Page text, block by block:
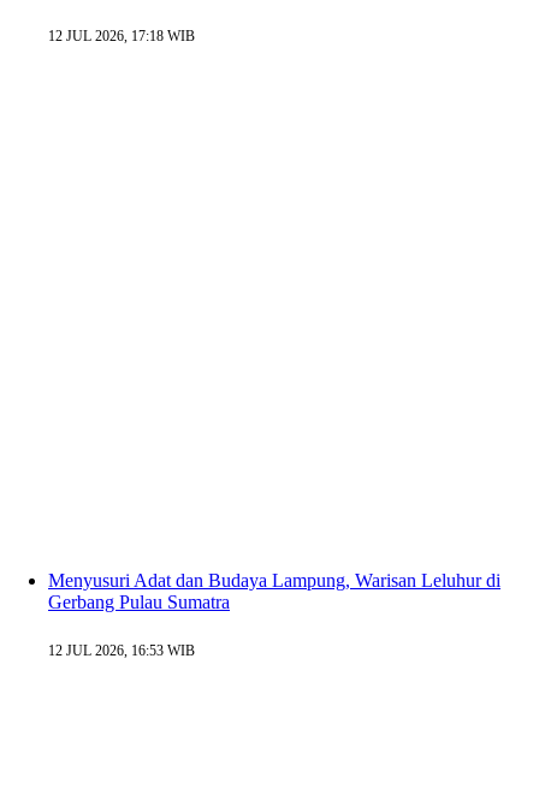
12 JUL 2026, 17:18 WIB
Menyusuri Adat dan Budaya Lampung, Warisan Leluhur di
Gerbang Pulau Sumatra
12 JUL 2026, 16:53 WIB